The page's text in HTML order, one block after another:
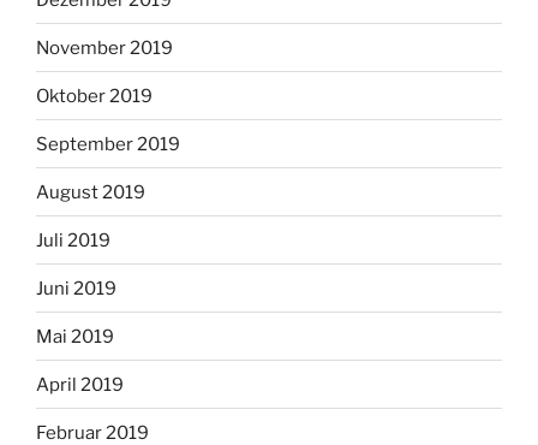
November 2019
Oktober 2019
September 2019
August 2019
Juli 2019
Juni 2019
Mai 2019
April 2019
Februar 2019